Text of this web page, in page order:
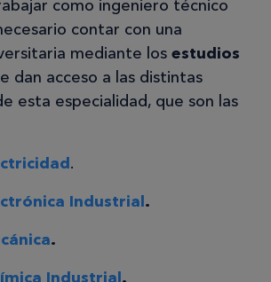
como ingeniero técnico
contar con una
mediante los estudios
dan acceso a las distintas
esta especialidad, que son las
.
Industrial.
.
Industrial.